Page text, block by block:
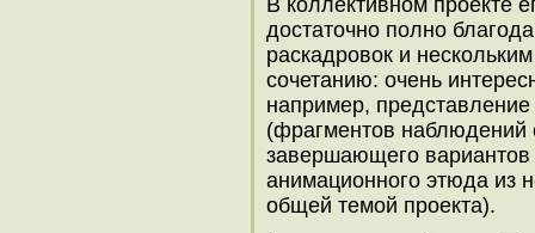
В коллективном проекте
достаточно полно
раскадровок и
сочетанию: очень
например,
(фрагментов наблюдений
завершающего вариантов
анимационного этюда из
общей темой проекта).